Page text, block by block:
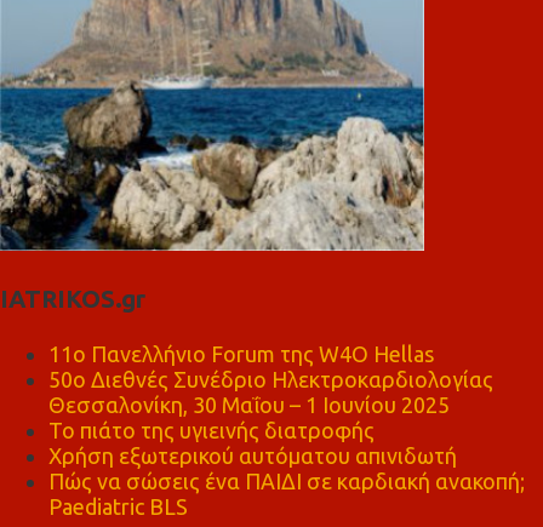
IATRIKOS.gr
11ο Πανελλήνιο Forum της W4O Hellas
50ο Διεθνές Συνέδριο Ηλεκτροκαρδιολογίας
Θεσσαλονίκη, 30 Μαΐου – 1 Ιουνίου 2025
Το πιάτο της υγιεινής διατροφής
Χρήση εξωτερικού αυτόματου απινιδωτή
Πώς να σώσεις ένα ΠΑΙΔΙ σε καρδιακή ανακοπή;
Paediatric BLS